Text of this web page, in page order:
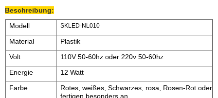
Beschreibung:
Modell
SKLED-NL010
Material
Plastik
Volt
110V 50-60hz oder 220v 50-60hz
Energie
12 Watt
Farbe
Rotes, weißes, Schwarzes, rosa, Rosen-Rot oder
fertigen besonders an